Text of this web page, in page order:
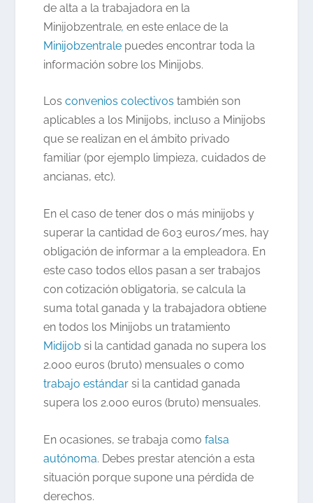
de alta a la trabajadora en la
Minijobzentrale, en este enlace de la
Minijobzentrale puedes encontrar toda la
información sobre los Minijobs.
Losconvenios colectivos también son
aplicables a los Minijobs, incluso a Minijobs
que se realizan en el ámbito privado
familiar (por ejemplo limpieza, cuidados de
ancianas, etc).
En el caso de tener dos o más minijobs y
superar la cantidad de 603 euros/mes, hay
obligación de informar a la empleadora. En
este caso todos ellos pasan a ser trabajos
con cotización obligatoria, se calcula la
suma total ganada y la trabajadora obtiene
en todos los Minijobs un tratamiento
Midijob si la cantidad ganada no supera los
2.000 euros (bruto) mensuales o como
trabajo estándar si la cantidad ganada
supera los 2.000 euros (bruto) mensuales.
En ocasiones, se trabaja comofalsa
autónoma. Debes prestar atención a esta
situación porque supone una pérdida de
derechos.